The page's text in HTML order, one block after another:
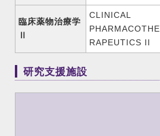
臨床薬物治療学
Ⅱ
CLINICAL
PHARMACOTHE
RAPEUTICS II
研究支援施設